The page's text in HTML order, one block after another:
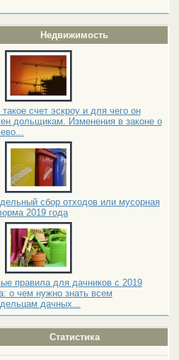
Недвижимость
такое счет эскроу и для чего он
дольщикам. Изменения в законе о
сбор отходов или мусорная
2019 года
правила для дачников с 2019
о чем нужно знать всем
дачных...
Статистика